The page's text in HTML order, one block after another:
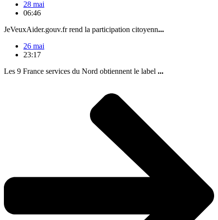
28 mai
06:46
JeVeuxAider.gouv.fr rend la participation citoyenn...
26 mai
23:17
Les 9 France services du Nord obtiennent le label ...